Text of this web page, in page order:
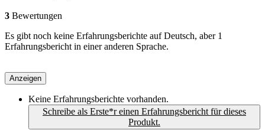
3 Bewertungen
Es gibt noch keine Erfahrungsberichte auf Deutsch, aber 1
Erfahrungsbericht in einer anderen Sprache.
Anzeigen
Keine Erfahrungsberichte vorhanden.
Schreibe als Erste*r einen Erfahrungsbericht für dieses
Produkt.